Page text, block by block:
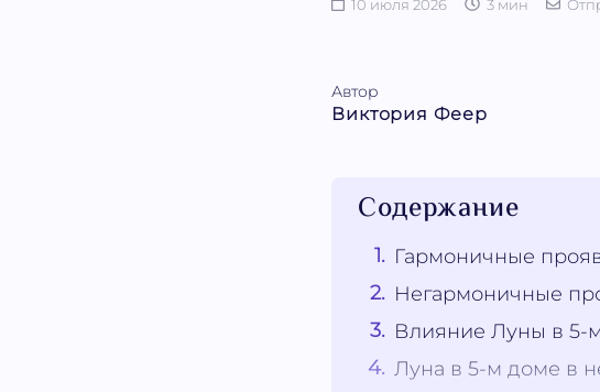
10 июля 2026 3 мин
Автор
Виктория Феер
Содержание
Гармоничные
Негармоничные
Влияние Луны в 5-
Луна в 5-м доме в